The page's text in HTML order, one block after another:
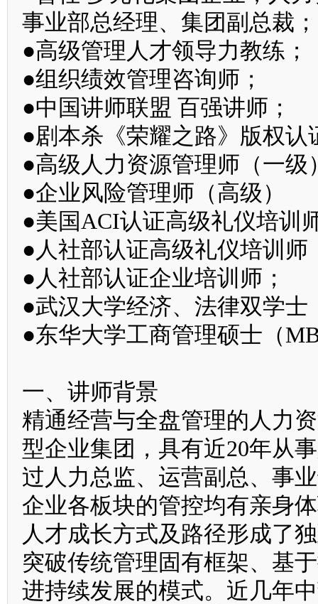
事业部总经理、集团副总裁；
●高级管理人才领导力教练；
●组织绩效管理咨询师；
●中国讲师联盟 百强讲师；
●剧本杀《荣耀之路》版权认
●高级人力资源管理师（一级
●企业风险管理师（高级）
●美国ACI认证高级礼仪培训
●人社部认证高级礼仪培训师
●人社部认证企业培训师；
●武汉大学经济、法律双学士
●东华大学工商管理硕士（
一、讲师背景
精通经营与全盘管理的人力
型企业集团，具有近20年从
过人力总监、运营副总、事
企业各板块的管控均有亲身
人才成长方式及路径形成了
突破传统管理固有框架、基
进持续发展的模式。近几年